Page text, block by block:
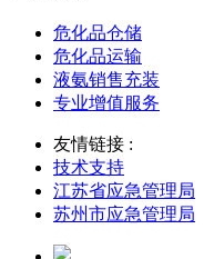
危化品仓储
危化品运输
液氨销售充装
专业增值服务
友情链接 :
技术支持
江苏省应急管理局
苏州市应急管理局